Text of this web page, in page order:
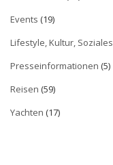
Events (19)
Lifestyle, Kultur, Soziales
Presseinformationen (5)
Reisen (59)
Yachten (17)